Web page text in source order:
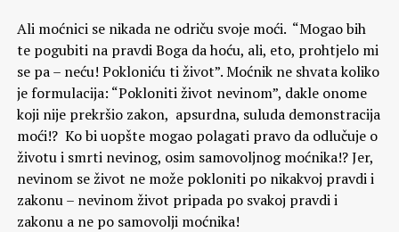
Ali moćnici se nikada ne odriču svoje moći. “Mogao bih
te pogubiti na pravdi Boga da hoću, ali, eto, prohtjelo mi
se pa – neću! Pokloniću ti život”. Moćnik ne shvata koliko
je formulacija: “Pokloniti život nevinom”, dakle onome
koji nije prekršio zakon, apsurdna, suluda demonstracija
moći!? Ko bi uopšte mogao polagati pravo da odlučuje o
životu i smrti nevinog, osim samovoljnog moćnika!? Jer,
nevinom se život ne može pokloniti po nikakvoj pravdi i
zakonu – nevinom život pripada po svakoj pravdi i
zakonu a ne po samovolji moćnika!